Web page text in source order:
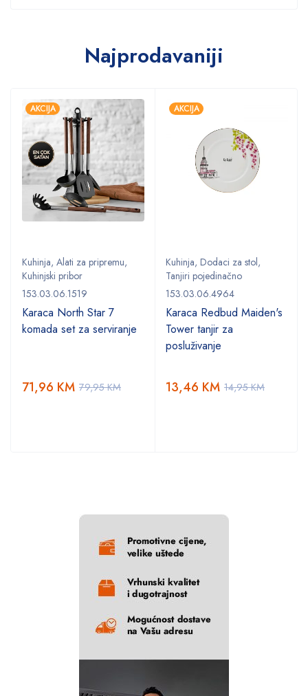
Najprodavaniji
AKCIJA
Kuhinja, Alati za pripremu,
Kuhinjski pribor
153.03.06.1519
Karaca North Star 7
komada set za serviranje
79,95KM
71,96 KM
AKCIJA
Kuhinja, Dodaci za stol,
Tanjiri pojedinačno
153.03.06.4964
Karaca Redbud Maiden's
Tower tanjir za
posluživanje
14,95KM
13,46 KM